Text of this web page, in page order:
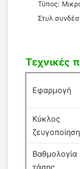
Τύπος:
Στυλ
Τεχνικές
Εφαρμογή
Κύκλος
Βαθμολογία
τάσης